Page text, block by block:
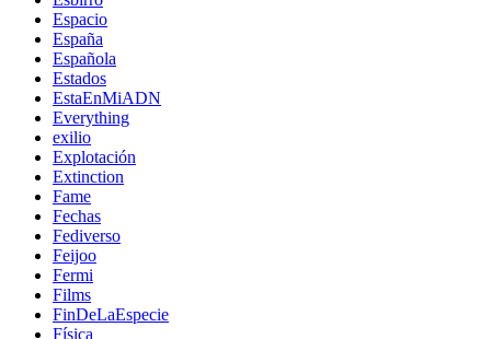
Espacio
España
Española
Estados
EstaEnMiADN
Everything
exilio
Explotación
Extinction
Fame
Fechas
Fediverso
Feijoo
Fermi
Films
FinDeLaEspecie
Física